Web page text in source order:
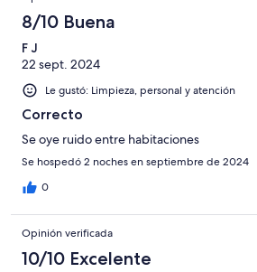
8/10 Buena
F J
22 sept. 2024
Le gustó: Limpieza, personal y atención
Correcto
Se oye ruido entre habitaciones
Se hospedó 2 noches en septiembre de 2024
0
Opinión verificada
10/10 Excelente